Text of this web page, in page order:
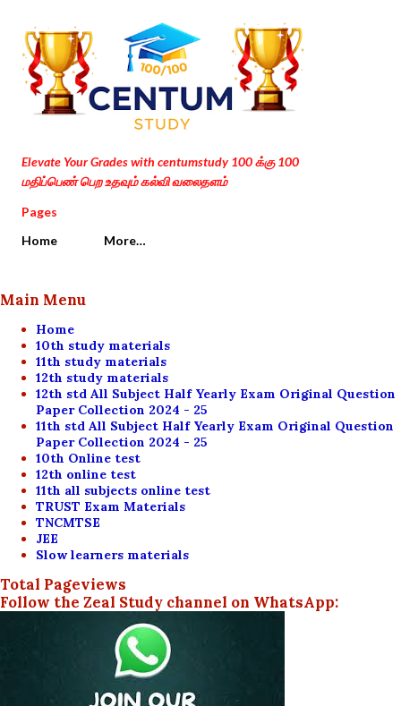
Skip to main content
Elevate Your Grades with centumstudy 100 க்கு 100
மதிப்பெண் பெற உதவும் கல்வி வலைதளம்
Pages
Home
More…
Main Menu
Home
10th study materials
11th study materials
12th study materials
12th std All Subject Half Yearly Exam Original Question
Paper Collection 2024 - 25
11th std All Subject Half Yearly Exam Original Question
Paper Collection 2024 - 25
10th Online test
12th online test
11th all subjects online test
TRUST Exam Materials
TNCMTSE
JEE
Slow learners materials
Total Pageviews
Follow the Zeal Study channel on WhatsApp: